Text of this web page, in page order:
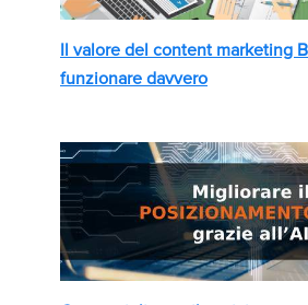
Il valore del content marketing
funzionare davvero